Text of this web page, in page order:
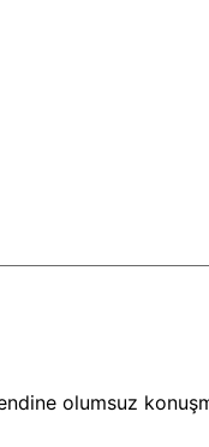
olumsuz